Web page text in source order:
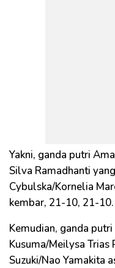
Yakni, ganda putri
Silva Ramadhanti
Cybulska/Kornelia
kembar, 21-10, 21-10.
Kemudian, ganda
Kusuma/Meilysa
Suzuki/Nao Yamakita